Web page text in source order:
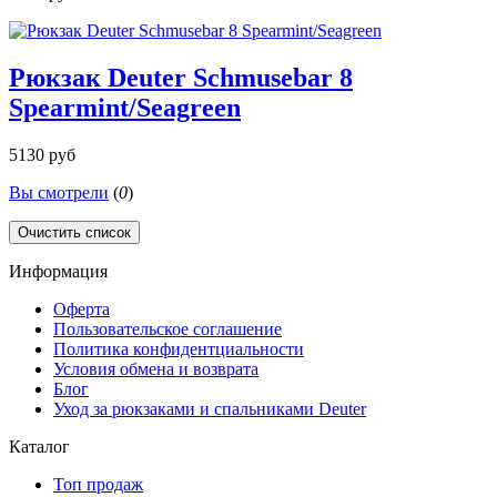
Рюкзак Deuter Schmusebar 8
Spearmint/Seagreen
5130 руб
Вы смотрели (0)
Очистить список
Информация
Оферта
Пользовательское соглашение
Политика конфидентциальности
Условия обмена и возврата
Блог
Уход за рюкзаками и спальниками Deuter
Каталог
Топ продаж